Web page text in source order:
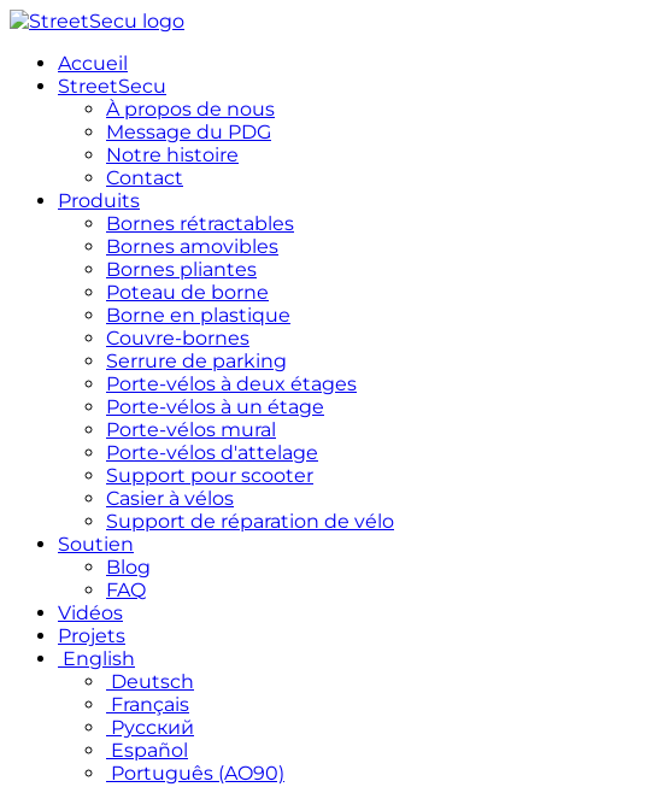
Aller
contenuAccueil
StreetSecu
À propos de nous
Message du PDG
Notre histoire
Contact
Produits
Bornes rétractables
Bornes amovibles
Bornes pliantes
Poteau de borne
Borne en plastique
Couvre-bornes
Serrure de parking
Porte-vélos à deux étages
Porte-vélos à un étage
Porte-vélos mural
Porte-vélos d'attelage
Support pour scooter
Casier à vélos
Support de réparation de vélo
Soutien
Blog
FAQ
Vidéos
Projets
English
Deutsch
Français
Русский
Español
Português (AO90)